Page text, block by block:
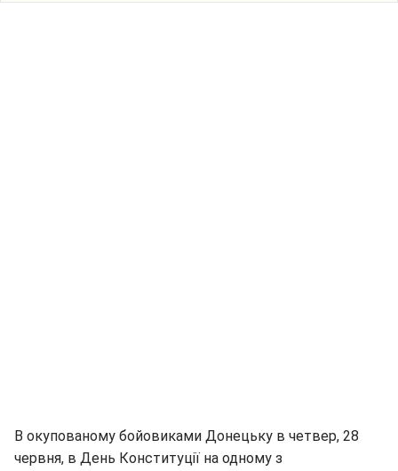
В окупованому бойовиками Донецьку в четвер, 28
червня, в День Конституції на одному з